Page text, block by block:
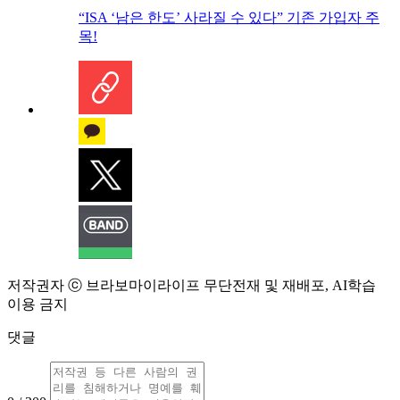
“ISA ‘남은 한도’ 사라질 수 있다” 기존 가입자 주
목!
저작권자 ⓒ 브라보마이라이프 무단전재 및 재배포, AI학습
이용 금지
댓글